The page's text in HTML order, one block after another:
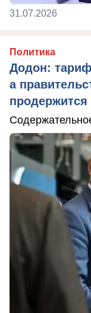
31.07.2026
Политика
Додон:
а
продержится